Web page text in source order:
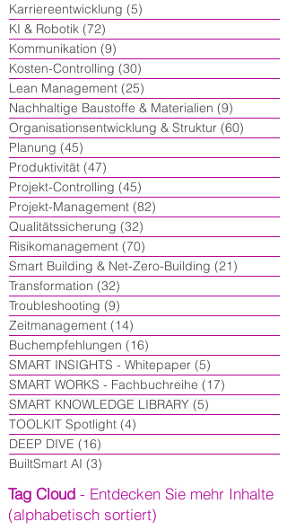
Karriereentwicklung (5)
KI & Robotik (72)
Kommunikation (9)
Kosten-Controlling (30)
Lean Management (25)
Nachhaltige Baustoffe & Materialien (9)
Organisationsentwicklung & Struktur (60)
Planung (45)
Produktivität (47)
Projekt-Controlling (45)
Projekt-Management (82)
Qualitätssicherung (32)
Risikomanagement (70)
Smart Building & Net-Zero-Building (21)
Transformation (32)
Troubleshooting (9)
Zeitmanagement (14)
Buchempfehlungen (16)
SMART INSIGHTS - Whitepaper (5)
SMART WORKS - Fachbuchreihe (17)
SMART KNOWLEDGE LIBRARY (5)
TOOLKIT Spotlight (4)
DEEP DIVE (16)
BuiltSmart AI (3)
Tag Cloud - Entdecken Sie mehr Inhalte
(alphabetisch sortiert)